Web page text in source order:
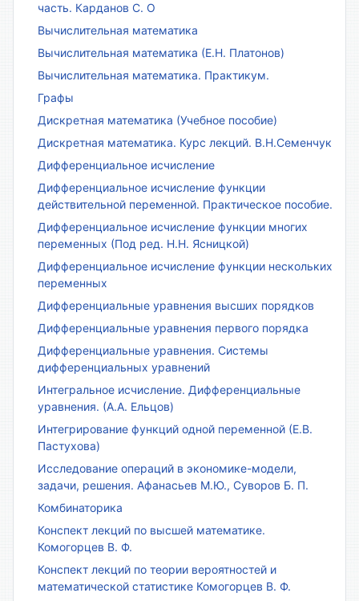
часть. Карданов С. О
Вычислительная математика
Вычислительная математика (Е.Н. Платонов)
Вычислительная математика. Практикум.
Графы
Дискретная математика (Учебное пособие)
Дискретная математика. Курс лекций. В.Н.Семенчук
Дифференциальное исчисление
Дифференциальное исчисление функции
действительной переменной. Практическое пособие.
Дифференциальное исчисление функции многих
переменных (Под ред. Н.Н. Ясницкой)
Дифференциальное исчисление функции нескольких
переменных
Дифференциальные уравнения высших порядков
Дифференциальные уравнения первого порядка
Дифференциальные уравнения. Системы
дифференциальных уравнений
Интегральное исчисление. Дифференциальные
уравнения. (А.А. Ельцов)
Интегрирование функций одной переменной (Е.В.
Пастухова)
Исследование операций в экономике-модели,
задачи, решения. Афанасьев М.Ю., Суворов Б. П.
Комбинаторика
Конспект лекций по высшей математике.
Комогорцев В. Ф.
Конспект лекций по теории вероятностей и
математической статистике Комогорцев В. Ф.